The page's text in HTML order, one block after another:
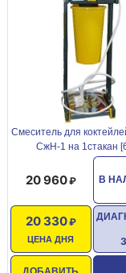
Смеситель для
СжН-1 на 1стакан
В
20 960
ЦЕНА ДНЯ
20 330